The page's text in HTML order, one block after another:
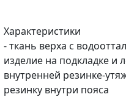
Характеристики
- ткань верха с
изделие на подкладке и
внутренней резинке-
резинку внутри пояса